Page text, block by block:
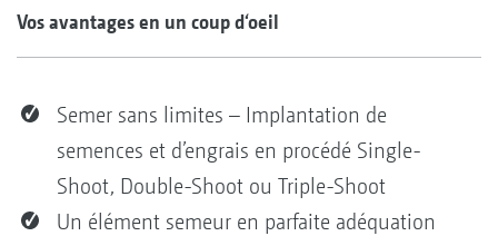
Vos avantages en un coup d‘oeil
Semer sans limites – Implantation de
semences et d’engrais en procédé Single-
Shoot, Double-Shoot ou Triple-Shoot
Un élément semeur en parfaite adéquation